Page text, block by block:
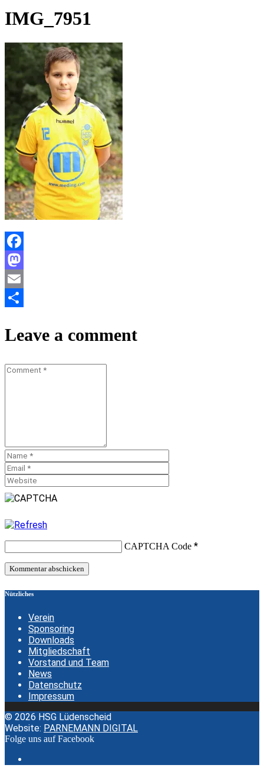
IMG_7951
Facebook
Mastodon
Email
Leave a comment
CAPTCHA Code *
Nützliches
Verein
Sponsoring
Downloads
Mitgliedschaft
Vorstand und Team
News
Datenschutz
Impressum
© 2026 HSG Lüdenscheid
Website: PARNEMANN DIGITAL
Folge uns auf Facebook